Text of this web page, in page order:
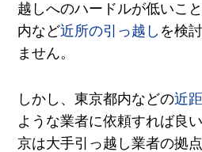
越しへのハードルが低いこ
内など近所の引っ越し を検
ません。
しかし、東京都内などの近
ような業者に依頼すれば良
京は大手引っ越し業者の拠